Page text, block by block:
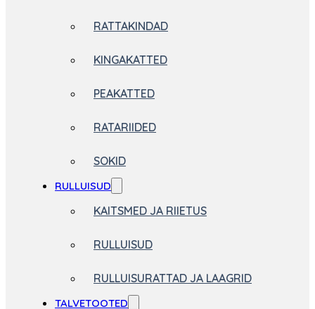
RATTAKINDAD
KINGAKATTED
PEAKATTED
RATARIIDED
SOKID
RULLUISUD
KAITSMED JA RIIETUS
RULLUISUD
RULLUISURATTAD JA LAAGRID
TALVETOOTED